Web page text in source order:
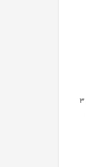
🔹 پروژکتور کودکانه با طرح ملودی 🔹 شامل دیسک‌های تصویری برای آموزش نقاشی 🔹 12 عدد ماژیک رنگی با رنگ‌های شاد و جذاب 🔹 قابل استفاده برای کودکان 3